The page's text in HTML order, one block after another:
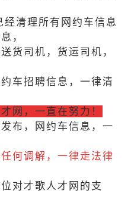
清理所有网约车信息
，
货司机，货运司机，
车招聘信息，一律清
网，一直在努力！
布，网约车信息，一
何调解，一律走法律
对才歌人才网的支